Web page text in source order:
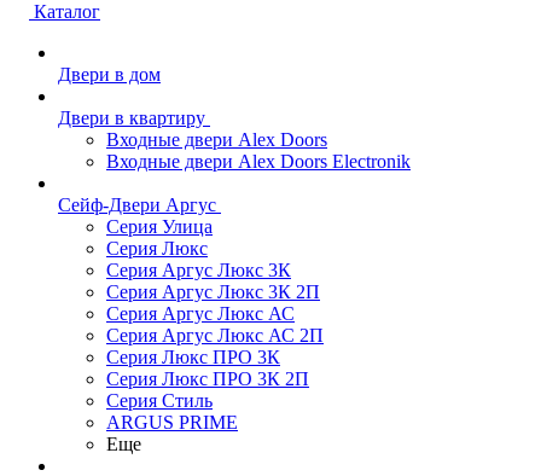
Каталог
Двери в дом
Двери в квартиру
Входные двери Alex Doors
Входные двери Alex Doors Electronik
Сейф-Двери Аргус
Серия Улица
Серия Люкс
Серия Аргус Люкс 3К
Серия Аргус Люкс 3К 2П
Серия Аргус Люкс АС
Серия Аргус Люкс АС 2П
Серия Люкс ПРО 3К
Серия Люкс ПРО 3К 2П
Серия Стиль
ARGUS PRIME
Еще